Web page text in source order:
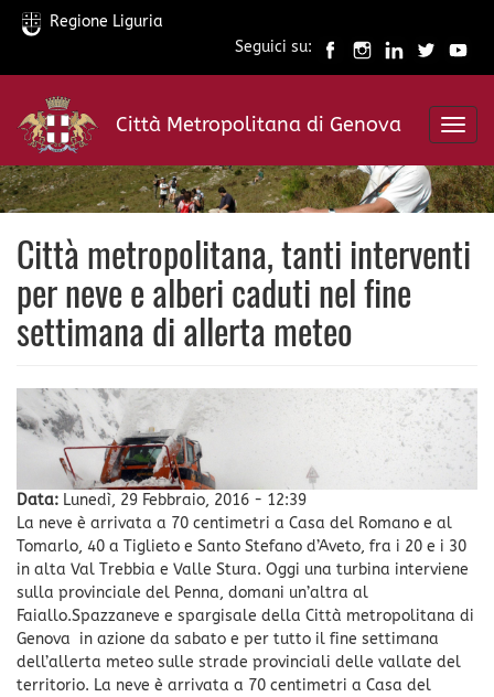
Salta
contenuto
principale
Regione Liguria
Seguici su:
Città Metropolitana di Genova
Città metropolitana, tanti interventi
per neve e alberi caduti nel fine
settimana di allerta meteo
Data: Lunedì, 29 Febbraio, 2016 - 12:39
La neve è arrivata a 70 centimetri a Casa del Romano e al
Tomarlo, 40 a Tiglieto e Santo Stefano d’Aveto, fra i 20 e i 30
in alta Val Trebbia e Valle Stura. Oggi una turbina interviene
sulla provinciale del Penna, domani un’altra al
Faiallo.Spazzaneve e spargisale della Città metropolitana di
Genova in azione da sabato e per tutto il fine settimana
dell’allerta meteo sulle strade provinciali delle vallate del
territorio. La neve è arrivata a 70 centimetri a Casa del